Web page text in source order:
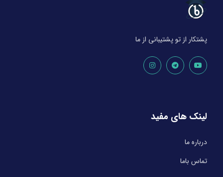
پشتکار از تو پشتیبانی از ما
لینک های مفید
درباره ما
تماس باما